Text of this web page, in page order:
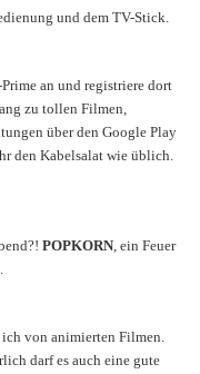
und dem TV-Stick.
an und registriere dort
zu tollen Filmen,
über den Google Play
den Kabelsalat wie üblich.
POPKORN, ein Feuer
von animierten Filmen.
darf es auch eine gute